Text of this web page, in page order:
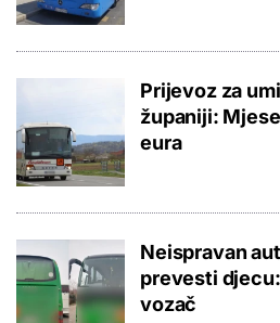
Prijevoz za
županiji:
eura
Neispravan
prevesti
vozač